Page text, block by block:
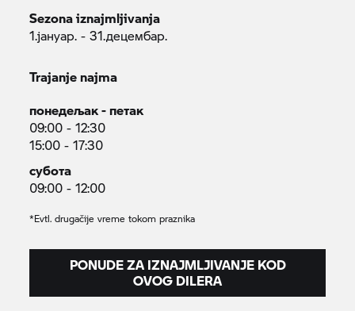
Sezona iznajmljivanja
1.јануар. - 31.децембар.
Trajanje najma
понедељак - петак
09:00 - 12:30
15:00 - 17:30
субота
09:00 - 12:00
*Evtl. drugačije vreme tokom praznika
PONUDE ZA IZNAJMLJIVANJE KOD
OVOG DILERA